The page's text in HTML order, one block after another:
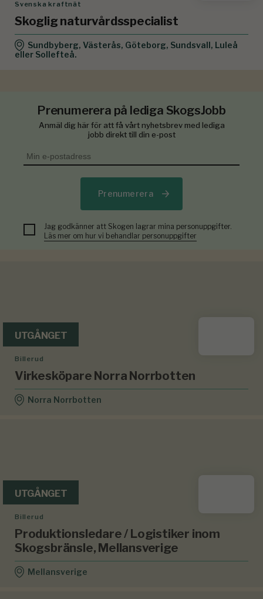
Svenska kraftnät
Skoglig naturvårdsspecialist
Sundbyberg, Västerås, Göteborg, Sundsvall, Luleå
eller Sollefteå.
Prenumerera på lediga SkogsJobb
Anmäl dig här för att få vårt nyhetsbrev med lediga
jobb direkt till din e-post
Prenumerera
Jag godkänner att Skogen lagrar mina personuppgifter.
Läs mer om hur vi behandlar personuppgifter
UTGÅNGET
Billerud
Virkesköpare Norra Norrbotten
Norra Norrbotten
UTGÅNGET
Billerud
Produktionsledare / Logistiker inom
Skogsbränsle, Mellansverige
Mellansverige